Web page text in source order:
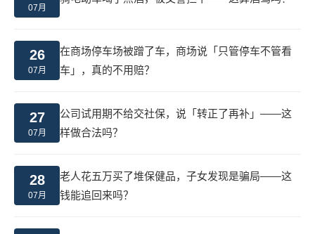
07月
26
07月
在商场停车场被蹭了车，商场说「只管停车不管看
车」，真的不用赔？
27
07月
公司试用期不给交社保，说「转正了再补」——这
样做合法吗？
28
07月
老人花五万买了堆保健品，子女发现是骗局——这
钱能追回来吗？